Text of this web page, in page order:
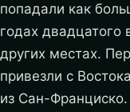
попадали как
годах двадцатого
других местах.
привезли с
из Сан-